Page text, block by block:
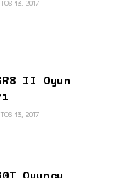
13, 2017
II Oyun
13, 2017